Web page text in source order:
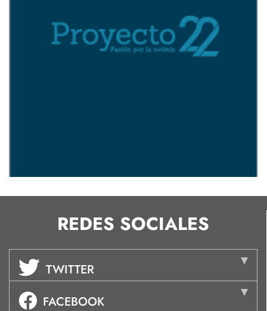
REDES SOCIALES
TWITTER
FACEBOOK